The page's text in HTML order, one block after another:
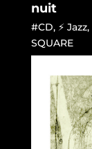
nuit
#CD, ⚡ Jazz,
SQUARE